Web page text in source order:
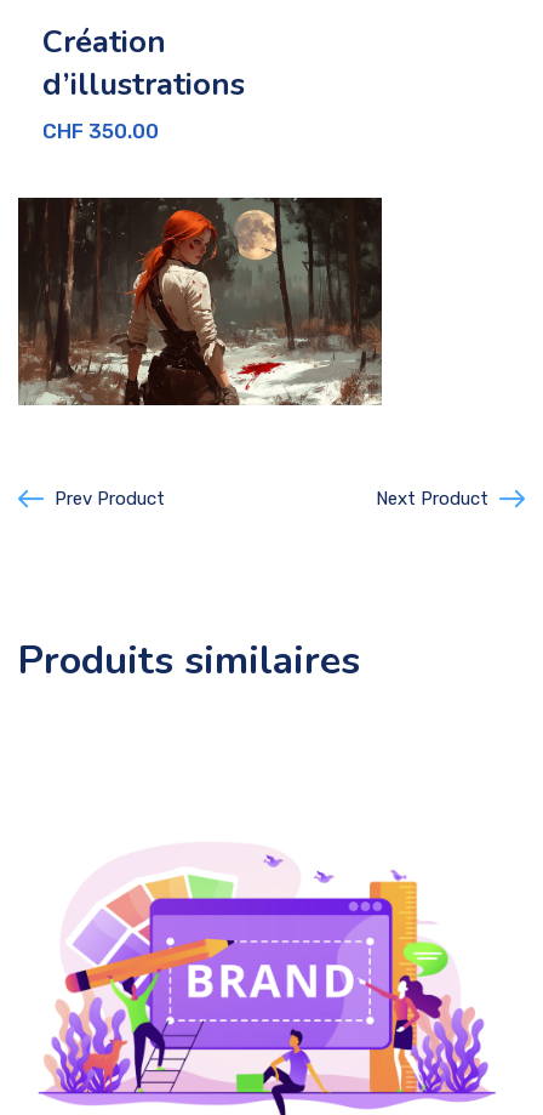
Création
d’illustrations
CHF 350.00
Prev Product Next Product
Produits similaires